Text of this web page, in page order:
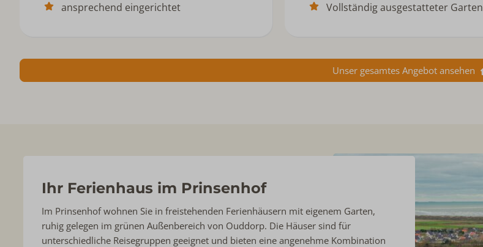
ansprechend eingerichtet
Vollständig ausgestatteter Garten
Unser gesamtes Angebot ansehen
Ihr Ferienhaus im Prinsenhof
Im Prinsenhof wohnen Sie in freistehenden Ferienhäusern mit eigenem Garten,
ruhig gelegen im grünen Außenbereich von Ouddorp. Die Häuser sind für
unterschiedliche Reisegruppen geeignet und bieten eine angenehme Kombination